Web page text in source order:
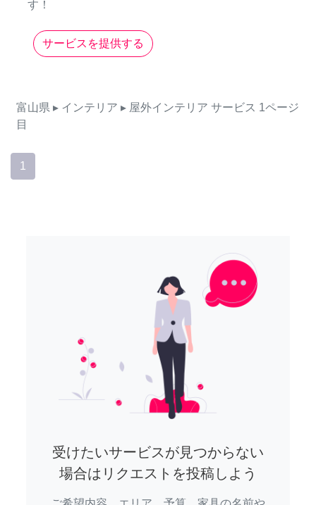
す！
サービスを提供する
富山県 ▸ インテリア ▸ 屋外インテリア サービス 1ページ
目
1
受けたいサービスが見つからない
場合はリクエストを投稿しよう